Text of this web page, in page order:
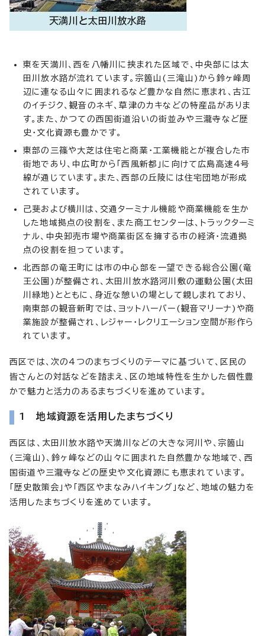
東を天満川、西を八幡川に挟まれた区域で、中央部には太
田川放水路が流れています。宗箇山(三滝山)から鈴ヶ峰周
辺に連なる山々に囲まれるなど豊かな自然に恵まれ、古江
のイチジク、観音のネギ、草津のカキなどの特産品がありま
す。また、かつての西国街道沿いの街並みや三瀧寺など歴
史・文化資源も豊かです。
東部の三篠や大芝は住宅と商業・工業機能とが複合した市
街地であり、中広町から「西風新都」に向けて広島高速4号
線が通じています。また、西部の丘陵には住宅団地が形成
されています。
己斐および横川は、交通ターミナル機能や商業機能を生か
した地域拠点の役割を、また商工センターは、トラックターミ
ナル、中央卸売市場や商業街区を擁する市の経済・流通拠
点の役割を担っています。
北西部の竜王町には市の中心部を一望できる総合公園(竜
王公園)が整備され、太田川放水路河川敷の運動公園(太田
川緑地)とともに、身近な憩いの場として親しまれており、
南東部の観音新町では、ヨットハーバー(観音マリーナ)や商
業施設が整備され、レジャー・レクリエーション空間が形作ら
れています。
西区では、次の4つのまちづくりのテーマに基づいて、区民の
皆さんとの対話などを踏まえ、区の地域特性を生かした個性豊
かで魅力と活力のあるまちづくりを進めています。
1 地域資源を活用したまちづくり
西区は、太田川放水路や天満川などの大きな河川や、宗箇山
(三滝山)、鈴ヶ峰などの山々に囲まれた自然豊かな地域で、西
国街道や三瀧寺などの歴史や文化資源にも恵まれています。
「歴史散策会」や「西区やまなみハイキング」など、地域の魅力を
活用したまちづくりを進めています。